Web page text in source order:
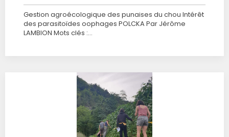
Gestion agroécologique des punaises du chou Intérêt
des parasitoïdes oophages POLCKA Par Jérôme
LAMBION Mots clés :…